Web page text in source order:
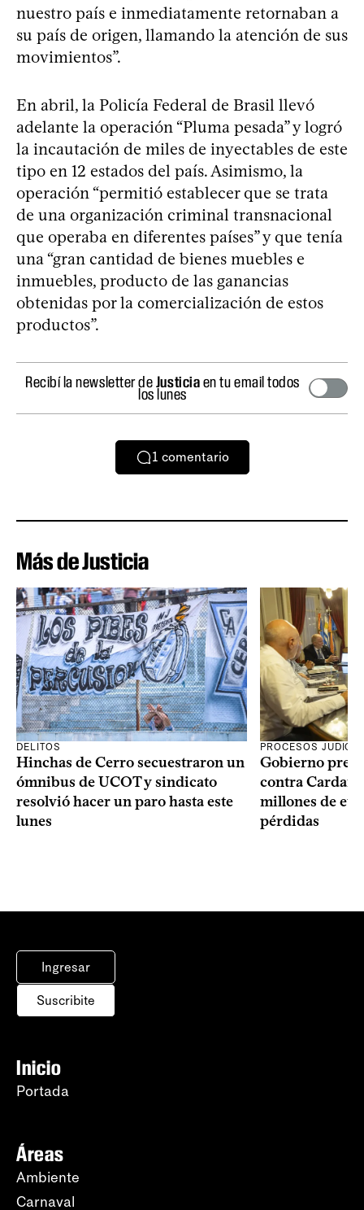
nuestro país e inmediatamente retornaban a
su país de origen, llamando la atención de sus
movimientos”.
En abril, la Policía Federal de Brasil llevó
adelante la operación “Pluma pesada” y logró
la incautación de miles de inyectables de este
tipo en 12 estados del país. Asimismo, la
operación “permitió establecer que se trata
de una organización criminal transnacional
que operaba en diferentes países” y que tenía
una “gran cantidad de bienes muebles e
inmuebles, producto de las ganancias
obtenidas por la comercialización de estos
productos”.
Recibí la newsletter deJusticiaen tu email todos
los lunes
1 comentario
Más de Justicia
DELITOS
Hinchas de Cerro secuestraron un
ómnibus de UCOT y sindicato
resolvió hacer un paro hasta este
lunes
PROCESOS
Gobierno
contra
millones de
pérdidas
Ingresar
Suscribite
Inicio
Portada
Áreas
Ambiente
Carnaval